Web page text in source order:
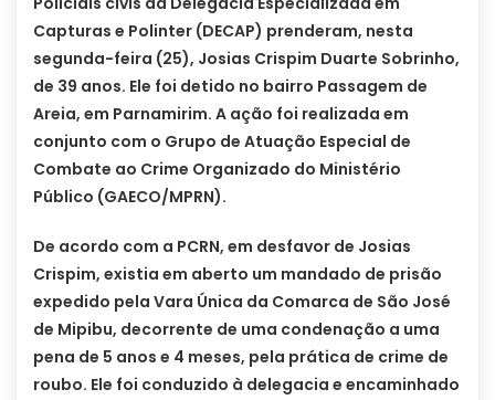
Capturas e Polinter (DECAP) prenderam, nesta
segunda-feira (25), Josias Crispim Duarte Sobrinho,
de 39 anos. Ele foi detido no bairro Passagem de
Areia, em Parnamirim. A ação foi realizada em
conjunto com o Grupo de Atuação Especial de
Combate ao Crime Organizado do Ministério
Público (GAECO/MPRN).
De acordo com a PCRN, em desfavor de Josias
Crispim, existia em aberto um mandado de prisão
expedido pela Vara Única da Comarca de São José
de Mipibu, decorrente de uma condenação a uma
pena de 5 anos e 4 meses, pela prática de crime de
roubo. Ele foi conduzido à delegacia e encaminhado